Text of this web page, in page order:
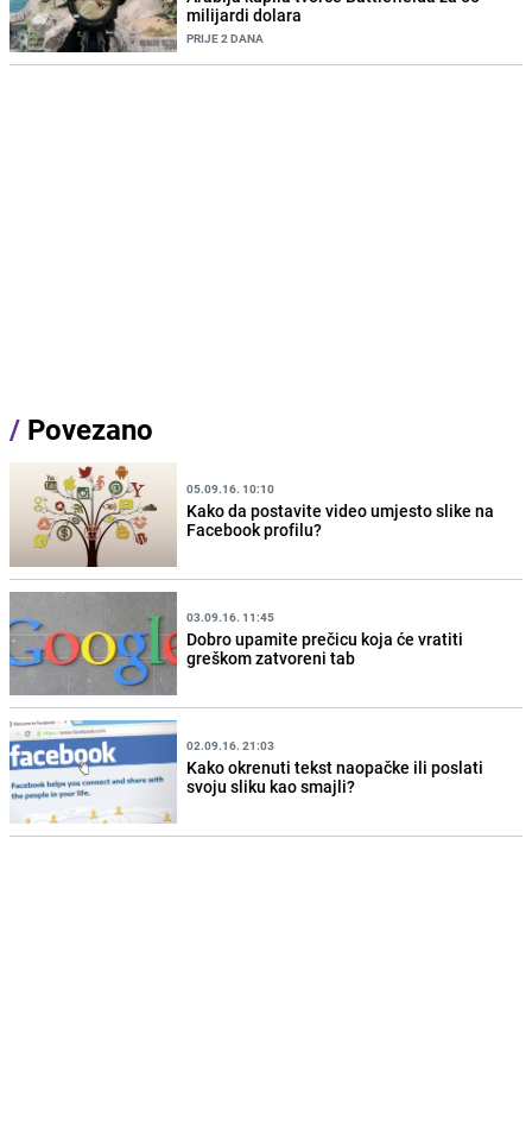
milijardi dolara
PRIJE 2 DANA
/ Povezano
05.09.16. 10:10
Kako da postavite video umjesto slike na
Facebook profilu?
03.09.16. 11:45
Dobro upamite prečicu koja će vratiti
greškom zatvoreni tab
02.09.16. 21:03
Kako okrenuti tekst naopačke ili poslati
svoju sliku kao smajli?